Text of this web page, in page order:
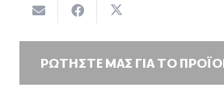
ΡΩΤΗΣΤΕ ΜΑΣ ΓΙΑ ΤΟ